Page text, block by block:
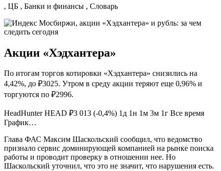
, ЦБ , Банки и финансы , Словарь
Акции «Хэдхантера»
По итогам торгов котировки «Хэдхантера» снизились на
4,42%, до ₽3025. Утром в среду акции теряют еще 0,96% и
торгуются по ₽2996.
HeadHunter HEAD ₽3 013 (-0,4%) 1д 1н 1м 3м 1г Все время
График…
Глава ФАС Максим Шаскольский сообщил, что ведомство
признало сервис доминирующей компанией на рынке поиска
работы и проводит проверку в отношении нее. Но
Шаскольский уточнил, что это не значит, что нарушения есть.